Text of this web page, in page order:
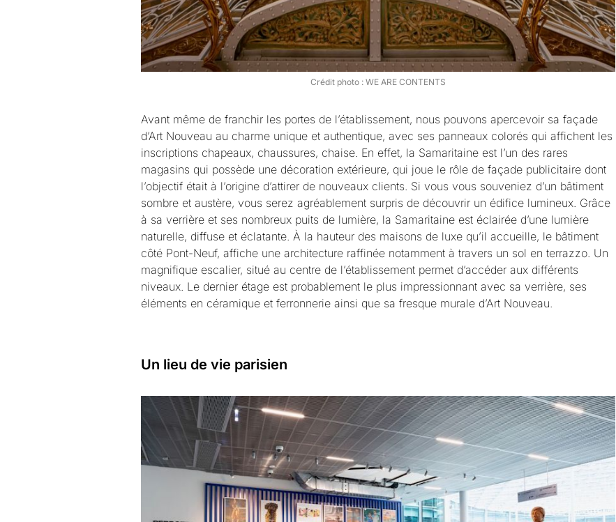
Crédit photo : WE ARE CONTENTS
Avant même de franchir les portes de l’établissement, nous pouvons apercevoir sa façade
d’Art Nouveau au charme unique et authentique, avec ses panneaux colorés qui affichent les
inscriptions chapeaux, chaussures, chaise. En effet, la Samaritaine est l’un des rares
magasins qui possède une décoration extérieure, qui joue le rôle de façade publicitaire dont
l’objectif était à l’origine d’attirer de nouveaux clients. Si vous vous souveniez d’un bâtiment
sombre et austère, vous serez agréablement surpris de découvrir un édifice lumineux. Grâce
à sa verrière et ses nombreux puits de lumière, la Samaritaine est éclairée d’une lumière
naturelle, diffuse et éclatante. À la hauteur des maisons de luxe qu’il accueille, le bâtiment
côté Pont-Neuf, affiche une architecture raffinée notamment à travers un sol en terrazzo. Un
magnifique escalier, situé au centre de l’établissement permet d’accéder aux différents
niveaux. Le dernier étage est probablement le plus impressionnant avec sa verrière, ses
éléments en céramique et ferronnerie ainsi que sa fresque murale d’Art Nouveau.
Un lieu de vie parisien